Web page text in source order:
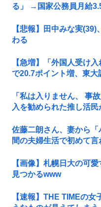
る」 →国家公務員月給
【悲報】田中みな実
わる
【急増】「外国人受け
で20.7ポイント増、東大
「私は入りません、 事
入を勧められた推し活
佐藤二朗さん、妻から
間の夫婦生活で初めて言
【画像】札幌日大の可
見つかるwww
【速報】THE TIMEの女